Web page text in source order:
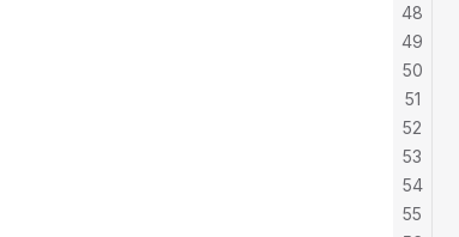
48
49
50
51
52
53
54
55